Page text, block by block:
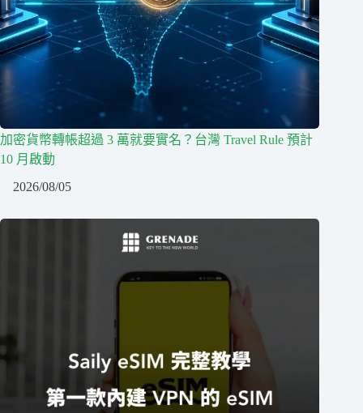
加密貨幣轉帳超過 3 萬就要實名？台灣 Travel Rule 預計
10 月啟動
2026/08/05